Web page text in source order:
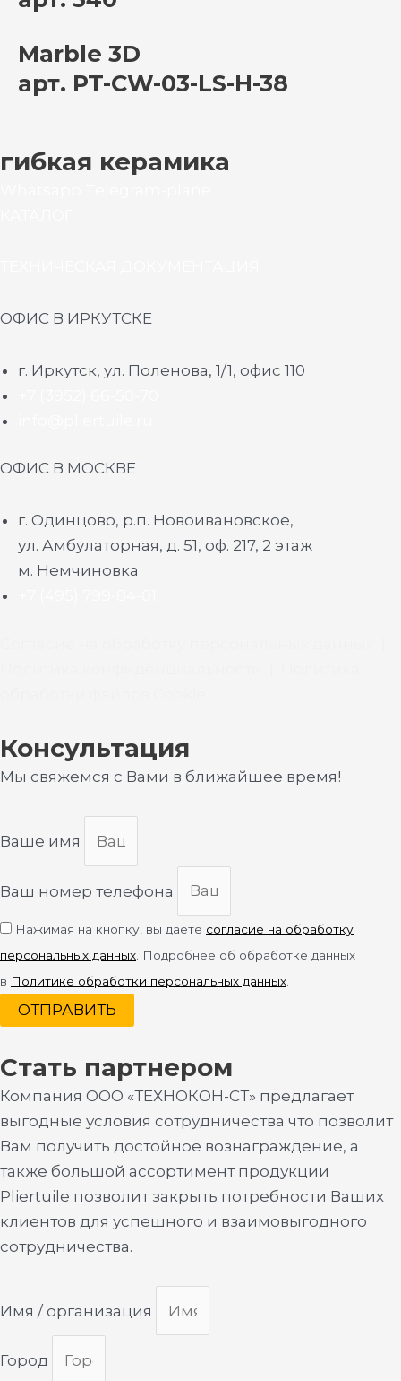
Marble 3D
арт. PT-CW-03-LS-H-38
гибкая керамика
ОФИС В ИРКУТСКЕ
г. Иркутск, ул. Поленова, 1/1, офис 110
ОФИС В МОСКВЕ
г. Одинцово, р.п. Новоивановское,
ул. Амбулаторная, д. 51, оф. 217, 2 этаж
м. Немчиновка
Консультация
Мы свяжемся с Вами в ближайшее время!
Ваше имя
Ваш номер телефона
Нажимая на кнопку, вы даете согласие на обработку
персональных данных . Подробнее об обработке данных
в Политике обработки персональных данных
ОТПРАВИТЬ
Стать партнером
Компания ООО «ТЕХНОКОН-СТ» предлагает
выгодные условия сотрудничества что позволит
Вам получить достойное вознаграждение, а
также большой ассортимент продукции
Pliertuile позволит закрыть потребности Ваших
клиентов для успешного и взаимовыгодного
сотрудничества.
Имя / организация
Город